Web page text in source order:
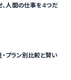
人間の仕事を4つだ
プラン別比較と賢い